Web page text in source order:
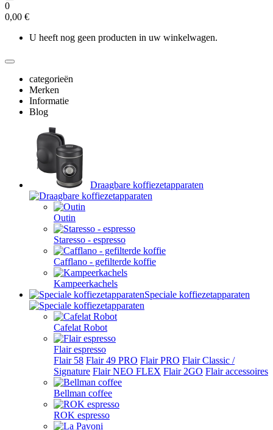
0
0,00 €
U heeft nog geen producten in uw winkelwagen.
categorieën
Merken
Informatie
Blog
Draagbare koffiezetapparaten
Outin
Staresso - espresso
Cafflano - gefilterde koffie
Kampeerkachels
Speciale koffiezetapparaten
Cafelat Robot
Flair espresso
Flair 58 Flair 49 PRO Flair PRO Flair Classic /
Signature Flair NEO FLEX Flair 2GO Flair accessoires
Bellman coffee
ROK espresso